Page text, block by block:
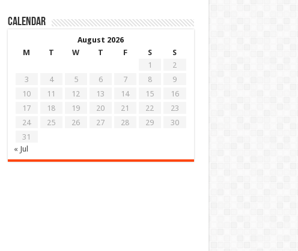
Calendar
August 2026
M
T W T F S
S
1
2
3
4 5 6 7 8
9
10
11 12 13 14 15
16
17
18 19 20 21 22
23
24
25 26 27 28 29
30
31
« Jul